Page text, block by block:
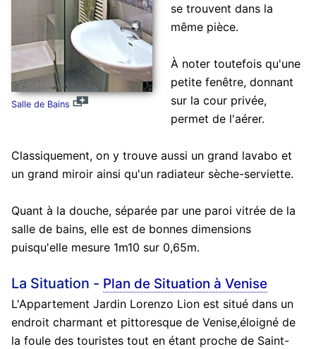
Salle de Bains
se trouvent dans la
même pièce.
À noter toutefois qu'une
petite fenêtre, donnant
sur la cour privée,
permet de l'aérer.
Classiquement, on y trouve aussi un grand lavabo et
un grand miroir ainsi qu'un radiateur sèche-serviette.
Quant à la douche, séparée par une paroi vitrée de la
salle de bains, elle est de bonnes dimensions
puisqu'elle mesure 1m10 sur 0,65m.
La Situation - Plan de Situation à Venise
L'Appartement Jardin Lorenzo Lion est situé dans un
endroit charmant et pittoresque de Venise,éloigné de
la foule des touristes tout en étant proche de Saint-